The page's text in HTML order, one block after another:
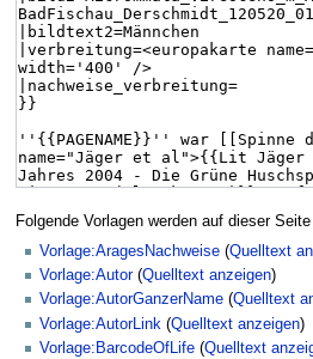
Folgende Vorlagen werden auf dieser
Vorlage:AragesNachweise (Quelltext
Vorlage:Autor(Quelltext anzeigen)
Vorlage:AutorGanzerName (Quelltext
Vorlage:AutorLink (Quelltext anzeigen)
Vorlage:BarcodeOfLife (Quelltext